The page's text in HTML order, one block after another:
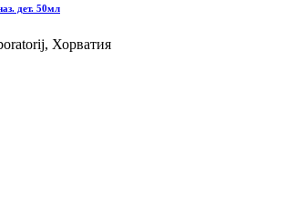
дет. 50мл
Хорватия